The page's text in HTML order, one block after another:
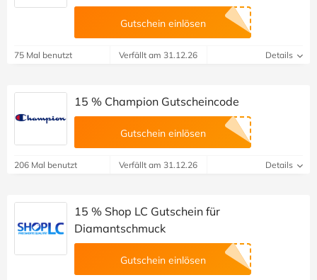
Gutschein einlösen
75 Mal benutzt Verfällt am 31.12.26 Details
15 % Champion Gutscheincode
Gutschein einlösen
206 Mal benutzt Verfällt am 31.12.26 Details
15 % Shop LC Gutschein für
Diamantschmuck
Gutschein einlösen